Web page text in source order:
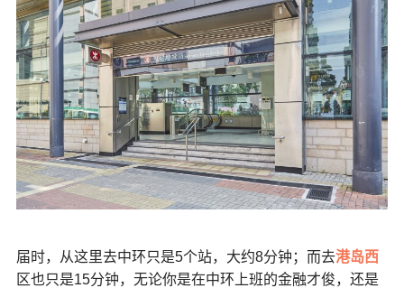
届时，从这里去中环只是5个站，大约8分钟；而去港岛西
区也只是15分钟，无论你是在中环上班的金融才俊，还是